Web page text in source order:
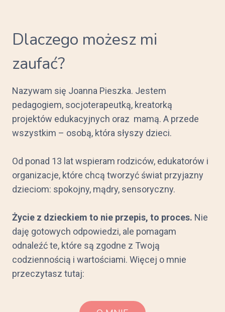
Dlaczego możesz mi
zaufać?
Nazywam się Joanna Pieszka. Jestem
pedagogiem, socjoterapeutką, kreatorką
projektów edukacyjnych oraz mamą. A przede
wszystkim – osobą, która słyszy dzieci.
Od ponad 13 lat wspieram rodziców, edukatorów i
organizacje, które chcą tworzyć świat przyjazny
dzieciom: spokojny, mądry, sensoryczny.
Życie z dzieckiem to nie przepis, to proces. Nie
daję gotowych odpowiedzi, ale pomagam
odnaleźć te, które są zgodne z Twoją
codziennością i wartościami. Więcej o mnie
przeczytasz tutaj: